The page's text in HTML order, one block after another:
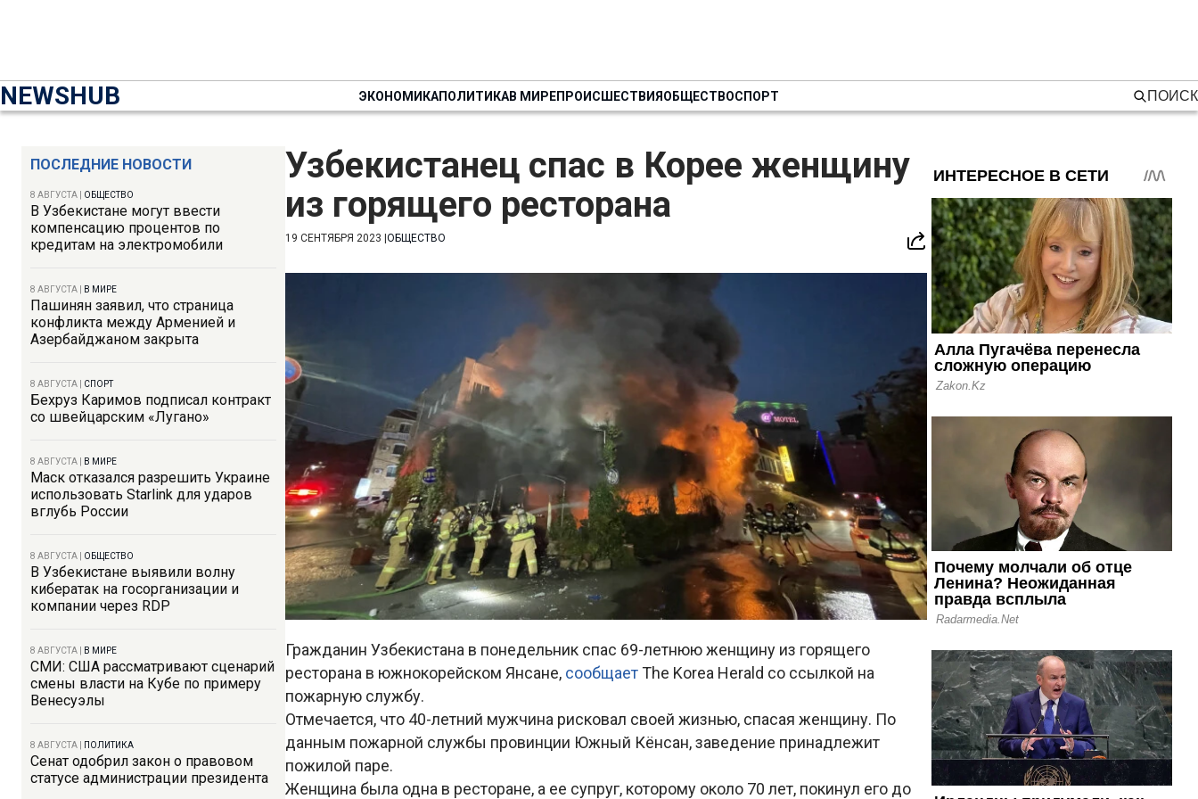
NEWSHUB ЭКОНОМИКАПОЛИТИКАВ МИРЕПРОИСШЕСТВИЯОБЩЕСТВОСПОРТ ПОИСК
ПОСЛЕДНИЕ НОВОСТИ
8 АВГУСТА ОБЩЕСТВО
В Узбекистане могут ввести
компенсацию процентов по
кредитам на электромобили
8 АВГУСТА В МИРЕ
Пашинян заявил, что страница
конфликта между Арменией и
Азербайджаном закрыта
8 АВГУСТА СПОРТ
Бехруз Каримов подписал контракт
со швейцарским «Лугано»
8 АВГУСТА В МИРЕ
Маск отказался разрешить Украине
использовать Starlink для ударов
вглубь России
8 АВГУСТА ОБЩЕСТВО
В Узбекистане выявили волну
кибератак на госорганизации и
компании через RDP
8 АВГУСТА В МИРЕ
СМИ: США рассматривают сценарий
смены власти на Кубе по примеру
Венесуэлы
8 АВГУСТА ПОЛИТИКА
Сенат одобрил закон о правовом
статусе администрации президента
Узбекистанец спас в Корее женщину
из горящего ресторана
19 СЕНТЯБРЯ 2023 ОБЩЕСТВО
Гражданин Узбекистана в понедельник спас 69-летнюю женщину из горящего
ресторана в южнокорейском Янсане, сообщаетThe Korea Herald со ссылкой на
пожарную службу.
Отмечается, что 40-летний мужчина рисковал своей жизнью, спасая женщину. По
данным пожарной службы провинции Южный Кёнсан, заведение принадлежит
пожилой паре.
Женщина была одна в ресторане, а ее супруг, которому около 70 лет, покинул его до